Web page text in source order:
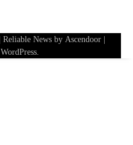
| Reliable News by Ascendoor
WordPress.